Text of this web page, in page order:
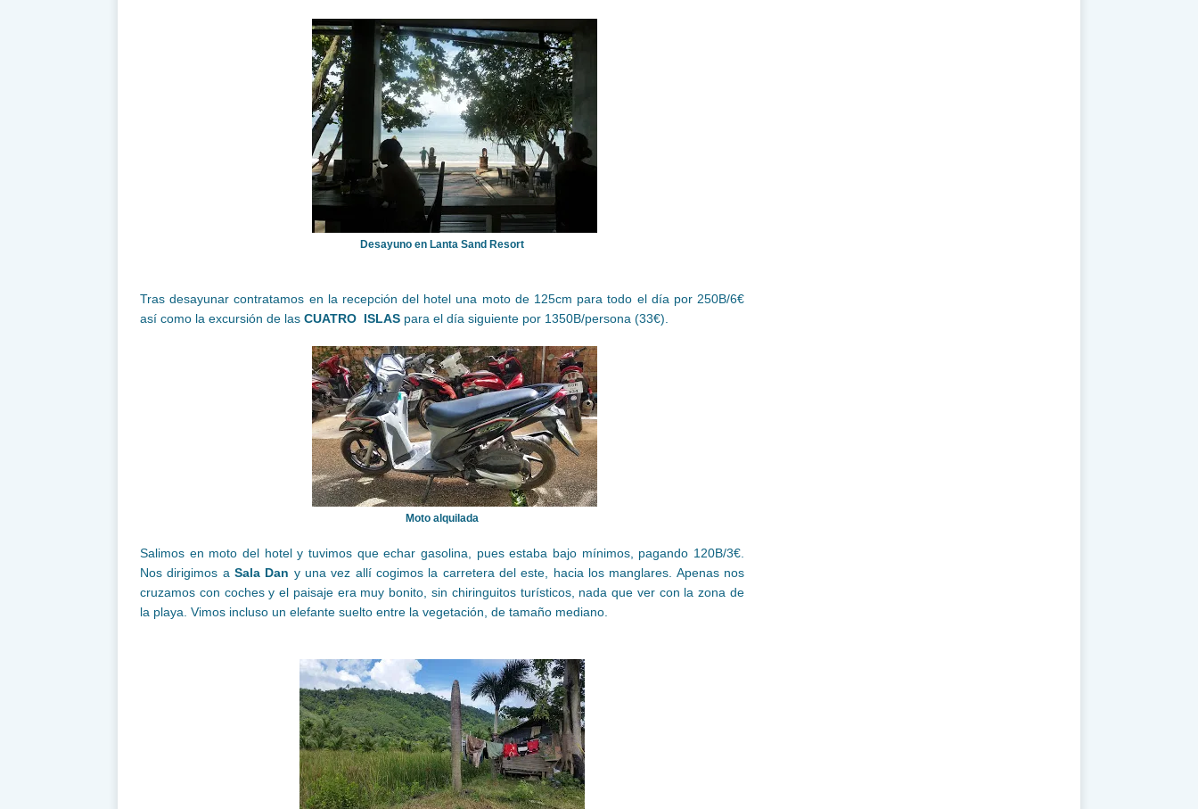
Desayuno en Lanta Sand Resort
Tras desayunar contratamos en la recepción del hotel una moto de 125cm para todo el día por 250B/6€
así como la excursión de las CUATRO ISLAS para el día siguiente por 1350B/persona (33€).
Moto alquilada
Salimos en moto del hotel y tuvimos que echar gasolina, pues estaba bajo mínimos, pagando 120B/3€.
Nos dirigimos aSala Dan y una vez allí cogimos la carretera del este, hacia los manglares. Apenas nos
cruzamos con coches y el paisaje era muy bonito, sin chiringuitos turísticos, nada que ver con la zona de
la playa. Vimos incluso un elefante suelto entre la vegetación, de tamaño mediano.